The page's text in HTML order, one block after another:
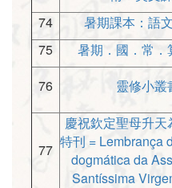
74
暑期課本：語
75
暑期．國．常．
76
靈修小叢
77
慶祝欽定聖母升天
特刊 = Lembrança
dogmática da
Santíssima